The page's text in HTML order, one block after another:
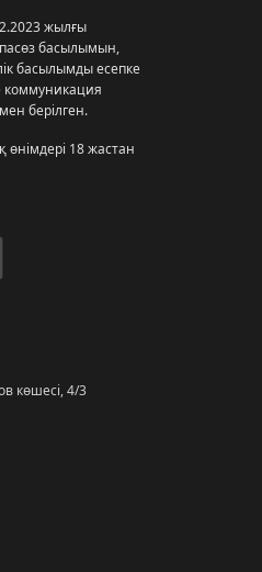
жылғы
басылымын,
басылымды есепке
коммуникация
берілген.
өнімдері 18 жастан
көшесі, 4/3